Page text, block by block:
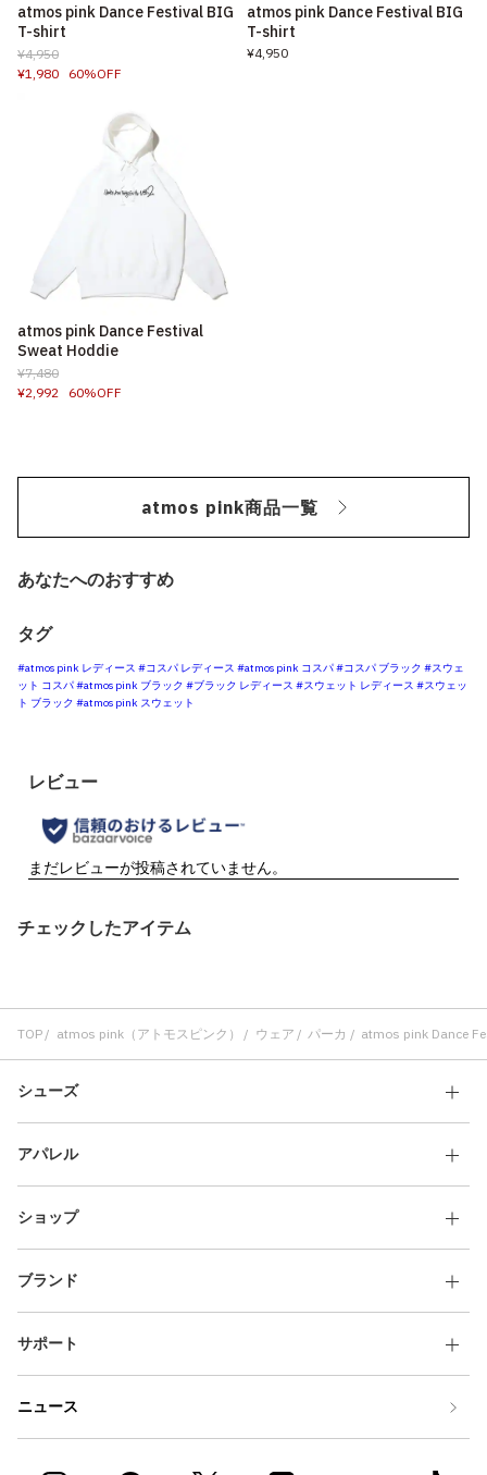
atmos pink Dance Festival BIG
T-shirt
¥4,950
¥1,980
60%OFF
atmos pink Dance Festival BIG
T-shirt
¥4,950
atmos pink Dance Festival
Sweat Hoddie
¥7,480
¥2,992
60%OFF
atmos pink商品一覧
あなたへのおすすめ
タグ
#atmos pink レディース #コスパ レディース #atmos pink コスパ#コスパ ブラック #スウェ
ット コスパ#atmos pink ブラック #ブラック レディース #スウェット レディース #スウェッ
ト ブラック #atmos pink スウェット
チェックしたアイテム
TOP atmos pink（アトモスピンク） ウェア パーカ atmos pink Dance
シューズ
アパレル
ショップ
ブランド
サポート
ニュース